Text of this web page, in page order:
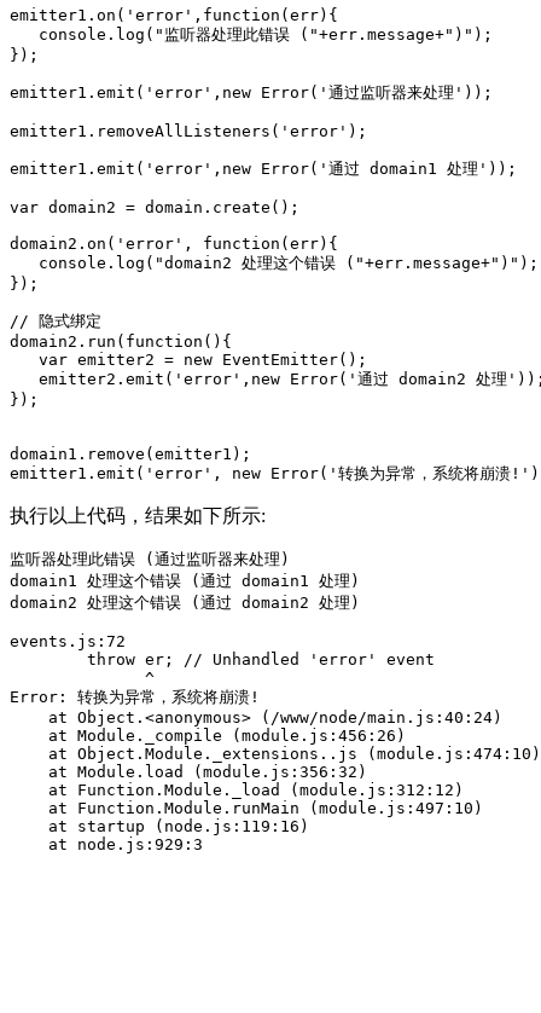
emitter1.on('error',function(err){
   console.log("监听器处理此错误 ("+err.message+")");
});
emitter1.emit('error',new Error('通过监听器来处理'));
emitter1.removeAllListeners('error');
emitter1.emit('error',new Error('通过 domain1 处理'));
var domain2 = domain.create();
domain2.on('error', function(err){
   console.log("domain2 处理这个错误 ("+err.message+")");
});
// 隐式绑定
domain2.run(function(){
   var emitter2 = new EventEmitter();
emitter2.emit('error',new Error('通过 domain2 处理
});
domain1.remove(emitter1);
执行以上代码，结果如下所示:
监听器处理此错误 (通过监听器来处理)
domain1 处理这个错误 (通过 domain1 处理)
domain2 处理这个错误 (通过 domain2 处理)
events.js:72
        throw er; // Unhandled 'error' event
              ^
Error: 转换为异常，系统将崩溃!
    at Object.<anonymous> (/www/node/main.js:40:24)
    at Module._compile (module.js:456:26)
    at Object.Module._extensions..js (module.js:474:10)
    at Module.load (module.js:356:32)
    at Function.Module._load (module.js:312:12)
    at Function.Module.runMain (module.js:497:10)
    at startup (node.js:119:16)